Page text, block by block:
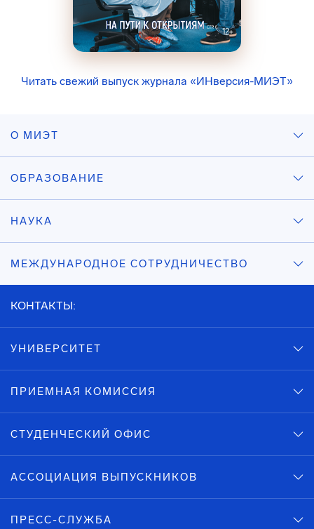
Читать свежий выпуск журнала «ИНверсия-МИЭТ»
О МИЭТ
ОБРАЗОВАНИЕ
НАУКА
МЕЖДУНАРОДНОЕ СОТРУДНИЧЕСТВО
КОНТАКТЫ:
УНИВЕРСИТЕТ
ПРИЕМНАЯ КОМИССИЯ
СТУДЕНЧЕСКИЙ ОФИС
АССОЦИАЦИЯ ВЫПУСКНИКОВ
ПРЕСС-СЛУЖБА